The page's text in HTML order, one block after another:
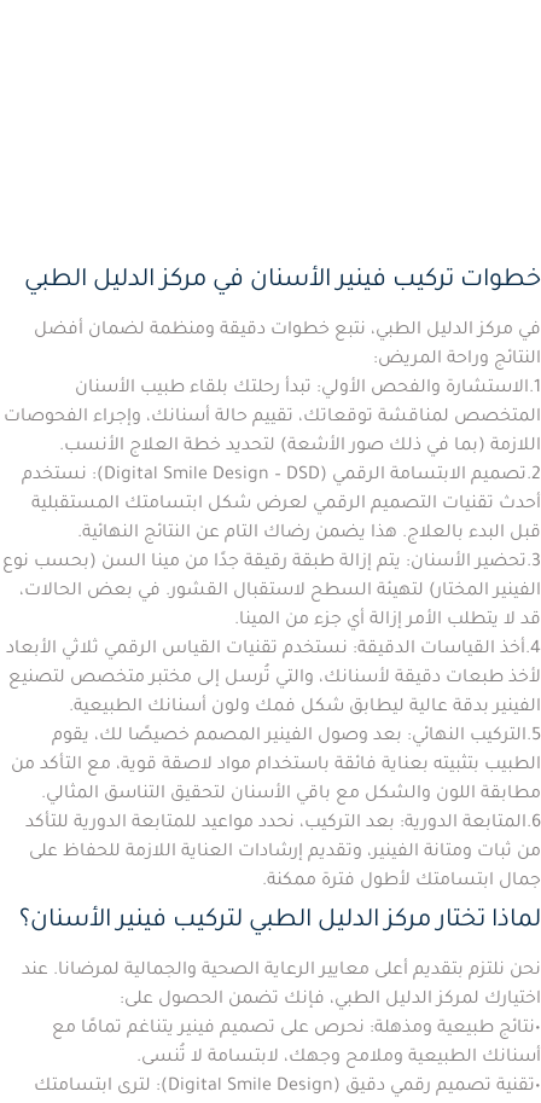
خطوات تركيب فينير الأسنان في مركز الدليل الطبي
في مركز الدليل الطبي، نتبع خطوات دقيقة ومنظمة لضمان أفضل
النتائج وراحة المريض:
1. الاستشارة والفحص الأولي: تبدأ رحلتك بلقاء طبيب الأسنان
المتخصص لمناقشة توقعاتك، تقييم حالة أسنانك، وإجراء الفحوصات
اللازمة (بما في ذلك صور الأشعة) لتحديد خطة العلاج الأنسب.
2. تصميم الابتسامة الرقمي (Digital Smile Design – DSD):
نستخدم
أحدث تقنيات التصميم الرقمي لعرض شكل ابتسامتك المستقبلية
قبل البدء بالعلاج. هذا يضمن رضاك التام عن النتائج النهائية.
3. تحضير الأسنان: يتم إزالة طبقة رقيقة جدًا من مينا السن (بحسب نوع
الفينير المختار) لتهيئة السطح لاستقبال القشور. في بعض الحالات،
قد لا يتطلب الأمر إزالة أي جزء من المينا.
4. أخذ القياسات الدقيقة: نستخدم تقنيات القياس الرقمي ثلاثي الأبعاد
لأخذ طبعات دقيقة لأسنانك، والتي تُرسل إلى مختبر متخصص لتصنيع
الفينير بدقة عالية ليطابق شكل فمك ولون أسنانك الطبيعية.
5. التركيب النهائي: بعد وصول الفينير المصمم خصيصًا لك، يقوم
الطبيب بتثبيته بعناية فائقة باستخدام مواد لاصقة قوية، مع التأكد من
مطابقة اللون والشكل مع باقي الأسنان لتحقيق التناسق المثالي.
6. المتابعة الدورية: بعد التركيب، نحدد مواعيد للمتابعة الدورية للتأكد
من ثبات ومتانة الفينير، وتقديم إرشادات العناية اللازمة للحفاظ على
جمال ابتسامتك لأطول فترة ممكنة.
لماذا تختار مركز الدليل الطبي لتركيب فينير الأسنان؟
نحن نلتزم بتقديم أعلى معايير الرعاية الصحية والجمالية لمرضانا. عند
اختيارك لمركز الدليل الطبي، فإنك تضمن الحصول على:
•نتائج طبيعية ومذهلة: نحرص على تصميم فينير يتناغم تمامًا مع
أسنانك الطبيعية وملامح وجهك، لابتسامة لا تُنسى.
•تقنية تصميم رقمي دقيق (Digital Smile Design): لترى ابتسامتك